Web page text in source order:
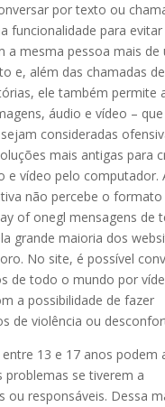
por texto ou
funcionalidade para evitar
a mesma pessoa mais de
e, além das chamadas
ele também permite
áudio e vídeo –
consideradas
mais antigas para
e vídeo pelo computador.
não percebe o formato
of onegl mensagens de
grande maioria dos
No site, é possível
de todo o mundo por
a possibilidade de fazer
de violência ou
13 e 17 anos podem
problemas se tiverem a
ou responsáveis. Dessa